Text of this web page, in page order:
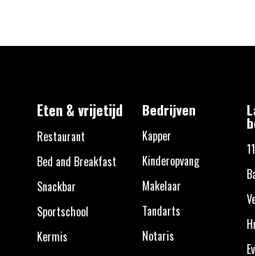
Eten & vrijetijd
Restaurant
Bed and Breakfast
Snackbar
Sportschool
Kermis
Bedrijven
Kapper
Kinderopvang
Makelaar
Tandarts
Notaris